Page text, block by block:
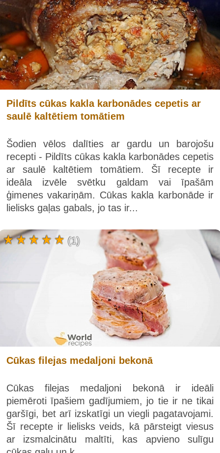
Pildīts cūkas kakla karbonādes cepetis ar
saulē kaltētiem tomātiem
Šodien vēlos dalīties ar gardu un barojošu
recepti - Pildīts cūkas kakla karbonādes cepetis
ar saulē kaltētiem tomātiem. Šī recepte ir
ideāla izvēle svētku galdam vai īpašām
ģimenes vakariņām. Cūkas kakla karbonāde ir
lielisks gaļas gabals, jo tas ir...
Cūkas filejas medaljoni bekonā
Cūkas filejas medaljoni bekonā ir ideāli
piemēroti īpašiem gadījumiem, jo tie ir ne tikai
garšīgi, bet arī izskatīgi un viegli pagatavojami.
Šī recepte ir lielisks veids, kā pārsteigt viesus
ar izsmalcinātu maltīti, kas apvieno sulīgu
(1)